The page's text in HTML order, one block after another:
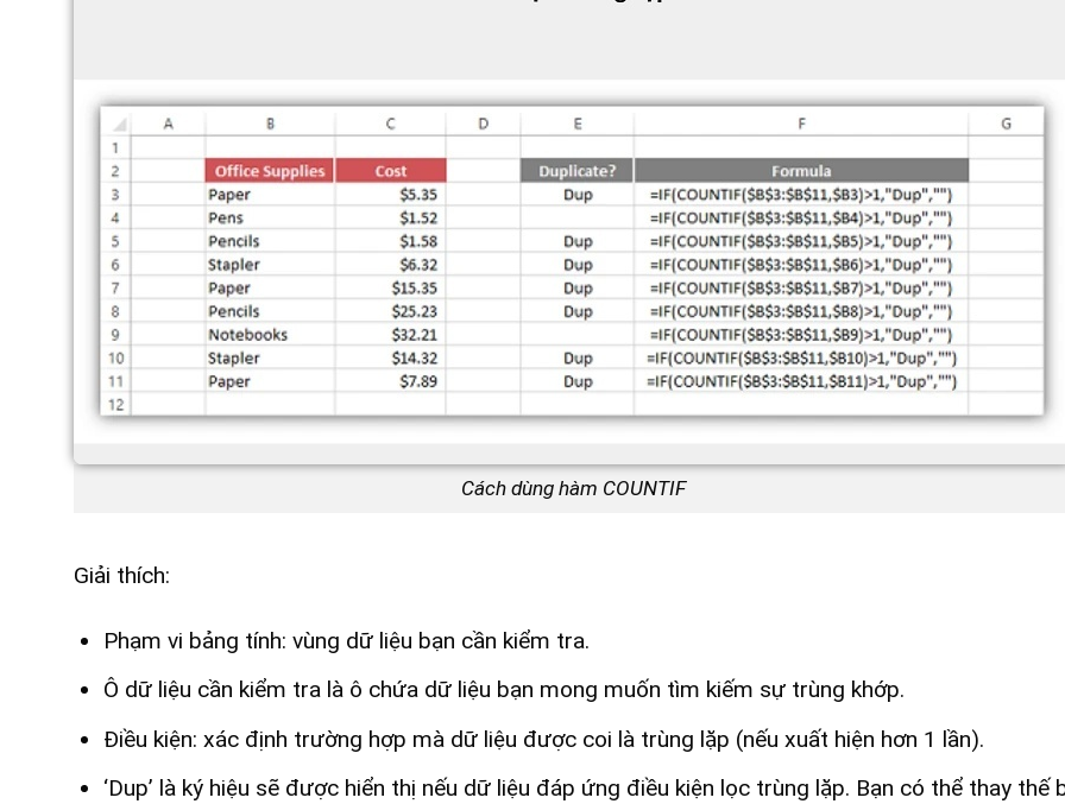
Cách dùng hàm COUNTIF
Giải thích:
Phạm vi bảng tính: vùng dữ liệu bạn cần kiểm tra.
Ô dữ liệu cần kiểm tra là ô chứa dữ liệu bạn mong muốn tìm kiếm sự trùng khớp.
Điều kiện: xác định trường hợp mà dữ liệu được coi là trùng lặp (nếu xuất hiện hơn 1 lần).
‘Dup’ là ký hiệu sẽ được hiển thị nếu dữ liệu đáp ứng điều kiện lọc trùng lặp. Bạn có thể thay thế